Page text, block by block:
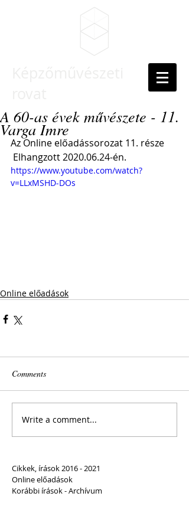
A 60-as évek művészete - 11.
Varga Imre
Az Online előadássorozat 11. része
Elhangzott 2020.06.24-én.
https://www.youtube.com/watch?
v=LLxMSHD-DOs
Online előadások
Comments
Write a comment...
Cikkek, írások 2016 - 2021
Online előadások
Korábbi írások - Archívum